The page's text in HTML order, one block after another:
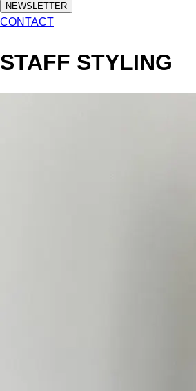
NEWSLETTER
CONTACT
STAFF STYLING